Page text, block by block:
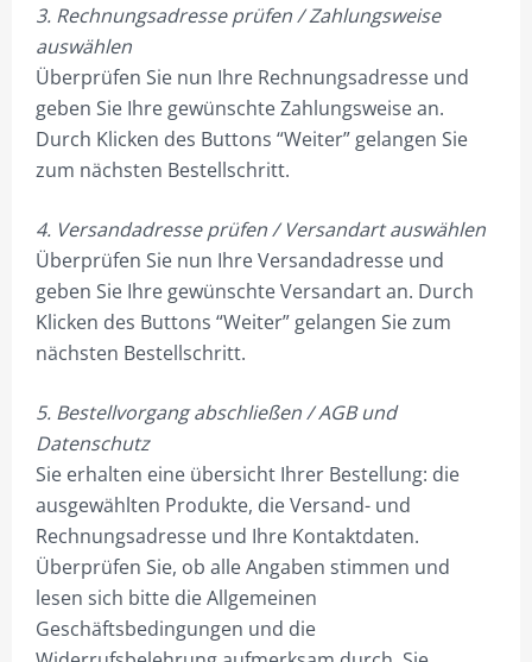
MIETEN
KAUFEN
2.18 FLEX-OFFICE
BÜROEINRICHTUNG
DAZU MIETEN
OBJEKTE
GARBSEN B6-OFFICE HAUPTGEBÄUDE
GARBSEN HEINKELSTR.1, 260QM BÜRO + 100QM HALLE A
GARBSEN HEINKELSTR.1A, 800QM VERKAUFSHALLE B
GARBSEN HEINKELSTR.1B, 169QM HALLE C + 53QM BÜRO
GARBSEN HEINKELSTR.3, EG, 260QM WOHNHAUS
GARBSEN HEINKELSTR.3, 1.OG, 95QM BÜRO, 1 ZI. BÜRO A
3. Rechnungsadresse prüfen / Zahlungsweise
auswählen
Überprüfen Sie nun Ihre Rechnungsadresse und
geben Sie Ihre gewünschte Zahlungsweise an.
Durch Klicken des Buttons “Weiter” gelangen Sie
zum nächsten Bestellschritt.
4. Versandadresse prüfen / Versandart auswählen
Überprüfen Sie nun Ihre Versandadresse und
geben Sie Ihre gewünschte Versandart an. Durch
Klicken des Buttons “Weiter” gelangen Sie zum
nächsten Bestellschritt.
5. Bestellvorgang abschließen / AGB und
Datenschutz
Sie erhalten eine übersicht Ihrer Bestellung: die
ausgewählten Produkte, die Versand- und
Rechnungsadresse und Ihre Kontaktdaten.
Überprüfen Sie, ob alle Angaben stimmen und
lesen sich bitte die Allgemeinen
Geschäftsbedingungen und die